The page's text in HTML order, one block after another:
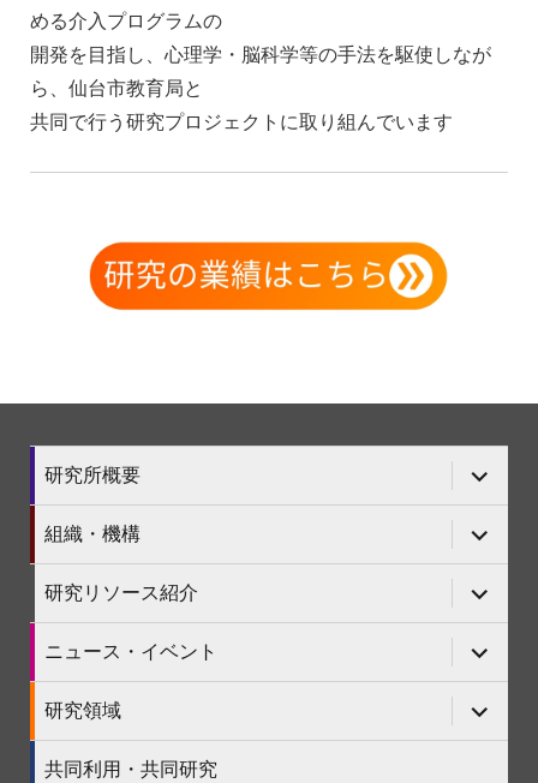
める介入プログラムの
開発を目指し、心理学・脳科学等の手法を駆使しなが
ら、仙台市教育局と
共同で行う研究プロジェクトに取り組んでいます
研究所概要
サ
ブ
メ
ニ
ュ
ー
を
展
開
組織・機構
サ
ブ
メ
ニ
ュ
ー
を
展
開
研究リソース紹介
サ
ブ
メ
ニ
ュ
ー
を
展
開
ニュース・イベント
サ
ブ
メ
ニ
ュ
ー
研究領域
サ
ブ
メ
共同利用・共同研究